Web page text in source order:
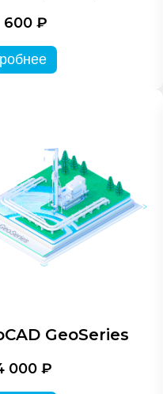
600 ₽
GeoSeries
000 ₽